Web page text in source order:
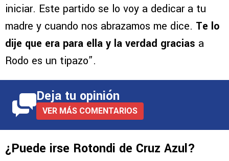
iniciar. Este partido se lo voy a dedicar a tu
madre y cuando nos abrazamos me dice. Te lo
dije que era para ella y la verdad gracias a
Rodo es un tipazo”.
Deja tu opinión
VER MÁS COMENTARIOS
¿Puede irse Rotondi de Cruz Azul?